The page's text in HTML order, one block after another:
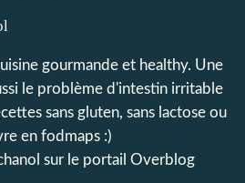
gourmande et healthy. Une
le problème d'intestin irritable
sans gluten, sans lactose ou
en fodmaps :)
sur le portail Overblog